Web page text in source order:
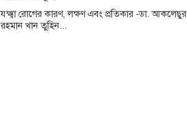
যক্ষ্মা রোগের কারণ, লক্ষণ এবং প্রতিকার -ডা. আকলেছুর
রহমান খান তুহিন...